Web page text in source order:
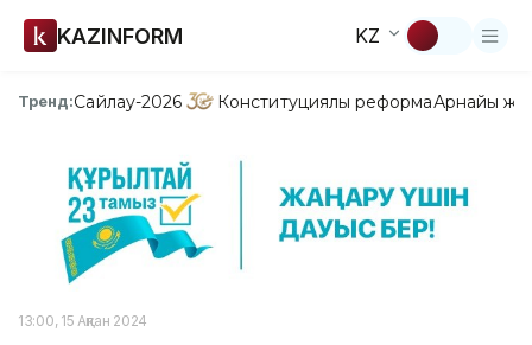
KAZINFORM KZ
Тренд:Сайлау-2026 Конституциялық реформаАрнайы
13:00, 15 Ақпан 2024